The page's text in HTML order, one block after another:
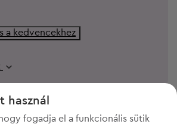
a kedvencekhez
használ
fogadja el a funkcionális sütik